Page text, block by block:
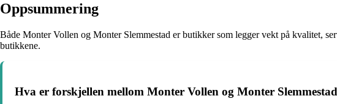
Oppsummering
Både Monter Vollen og Monter Slemmestad er butikker som legger vekt på kvalitet,
butikkene.
Hva er forskjellen mellom Monter Vollen og Monter